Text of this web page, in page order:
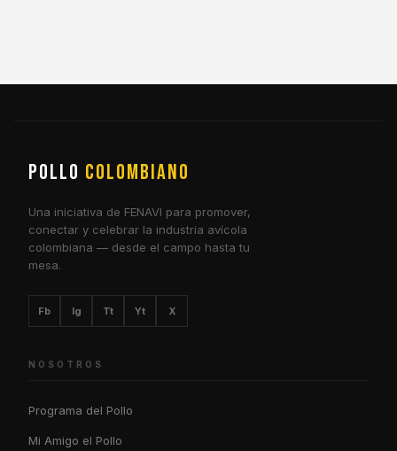
POLLO COLOMBIANO
Una iniciativa de FENAVI para promover,
conectar y celebrar la industria avícola
colombiana — desde el campo hasta tu
mesa.
Fb Ig Tt Yt X
NOSOTROS
Programa del Pollo
Mi Amigo el Pollo